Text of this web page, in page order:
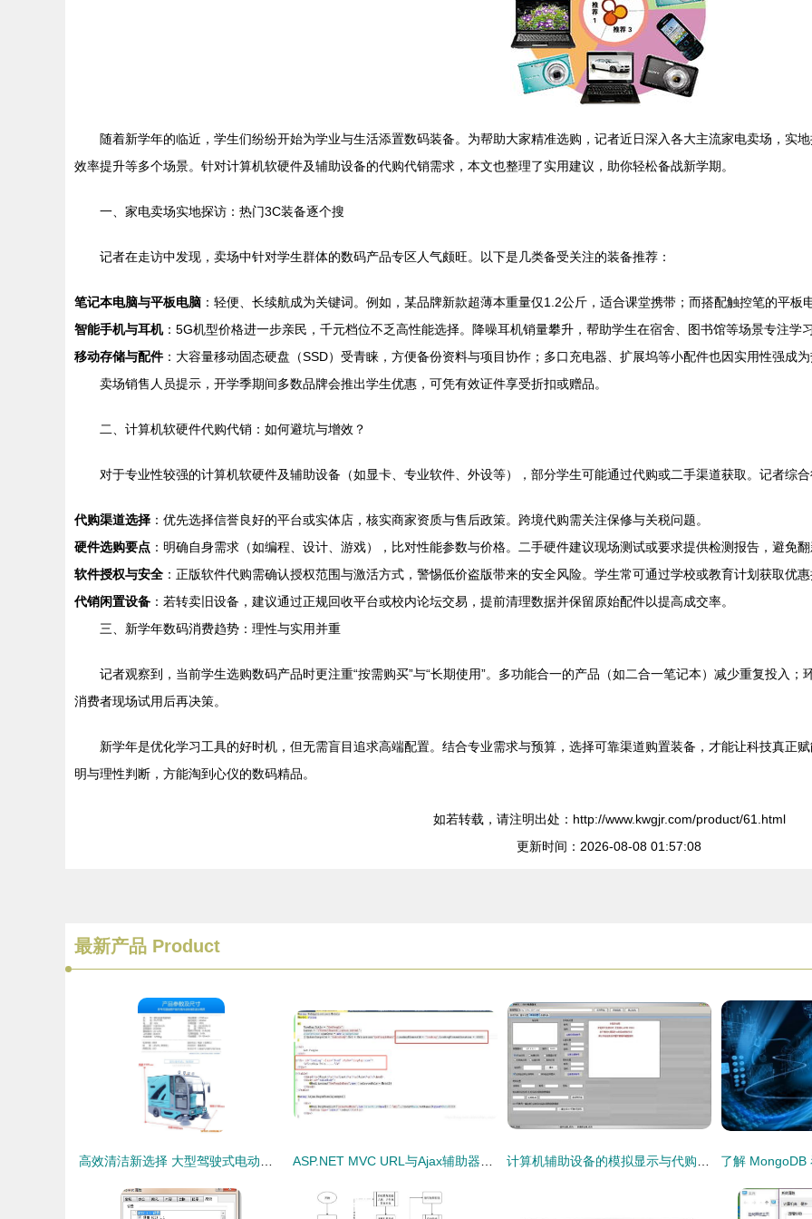
随着新学年的临近，学生们纷纷开始为学业与生活添置数码装备。为帮助大家精准选购，记者近日深入各大主流家电卖场，实
效率提升等多个场景。针对计算机软硬件及辅助设备的代购代销需求，本文也整理了实用建议，助你轻松备战新学期。
一、家电卖场实地探访：热门3C装备逐个搜
记者在走访中发现，卖场中针对学生群体的数码产品专区人气颇旺。以下是几类备受关注的装备推荐：
笔记本电脑与平板电脑 ：轻便、长续航成为关键词。例如，某品牌新款超薄本重量仅1.2公斤，适合课堂携带；而搭配触控笔的平
智能手机与耳机：5G机型价格进一步亲民，千元档位不乏高性能选择。降噪耳机销量攀升，帮助学生在宿舍、图书馆等场景专注学
移动存储与配件：大容量移动固态硬盘（SSD）受青睐，方便备份资料与项目协作；多口充电器、扩展坞等小配件也因实用性强成
卖场销售人员提示，开学季期间多数品牌会推出学生优惠，可凭有效证件享受折扣或赠品。
二、计算机软硬件代购代销：如何避坑与增效？
对于专业性较强的计算机软硬件及辅助设备（如显卡、专业软件、外设等），部分学生可能通过代购或二手渠道获取。记者综
代购渠道选择 ：优先选择信誉良好的平台或实体店，核实商家资质与售后政策。跨境代购需关注保修与关税问题。
硬件选购要点 ：明确自身需求（如编程、设计、游戏），比对性能参数与价格。二手硬件建议现场测试或要求提供检测报告，避免
软件授权与安全 ：正版软件代购需确认授权范围与激活方式，警惕低价盗版带来的安全风险。学生常可通过学校或教育计划获取优
代销闲置设备 ：若转卖旧设备，建议通过正规回收平台或校内论坛交易，提前清理数据并保留原始配件以提高成交率。
三、新学年数码消费趋势：理性与实用并重
记者观察到，当前学生选购数码产品时更注重“按需购买”与“长期使用”。多功能合一的产品（如二合一笔记本）减少重复投入
消费者现场试用后再决策。
新学年是优化学习工具的好时机，但无需盲目追求高端配置。结合专业需求与预算，选择可靠渠道购置装备，才能让科技真正
明与理性判断，方能淘到心仪的数码精品。
如若转载，请注明出处：http://www.kwgjr.com/product/61.html
更新时间：2026-08-08 01:57:08
最新产品 Product